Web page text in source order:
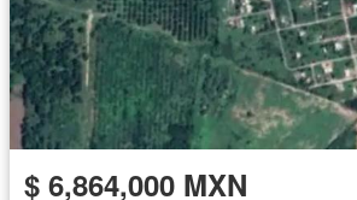
$ 6,864,000 MXN